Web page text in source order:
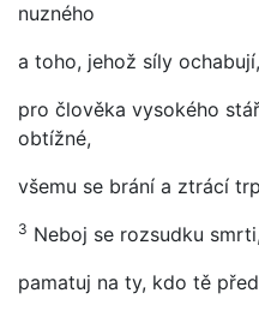
nuzného
a toho, jehož síly ochabují,
pro člověka vysokého
obtížné,
všemu se brání a ztrácí
3 Neboj se rozsudku smrti,
pamatuj na ty, kdo tě